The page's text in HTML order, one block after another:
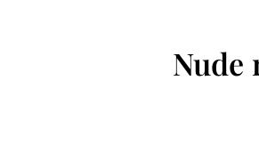
Nude